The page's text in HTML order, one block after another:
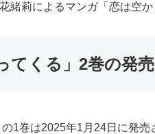
緒莉によるマンガ「恋は空
てくる」2巻の発
1巻は2025年1月24日に発